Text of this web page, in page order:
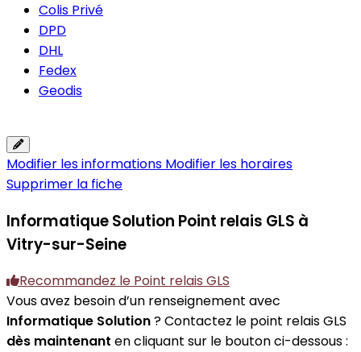
Colis Privé
DPD
DHL
Fedex
Geodis
Modifier les informations Modifier les horaires
Supprimer la fiche
Informatique Solution Point relais GLS à
Vitry-sur-Seine
Recommandez le Point relais GLS
Vous avez besoin d’un renseignement avec
Informatique Solution? Contactez le point relais GLS
dès maintenant en cliquant sur le bouton ci-dessous :